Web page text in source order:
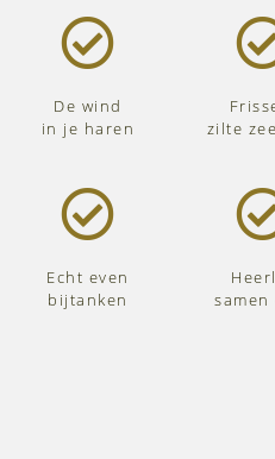
De wind
in je haren
Echt even
bijtanken
zilte
samen